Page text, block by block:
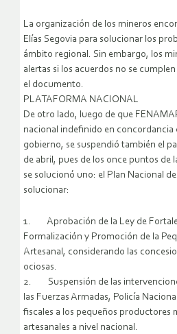
La organización de los mineros
Elías Segovia para solucionar los
ámbito regional. Sin embargo, los
alertas si los acuerdos no se
el documento.
PLATAFORMA NACIONAL
De otro lado, luego de que
nacional indefinido en concordancia
gobierno, se suspendió también el
de abril, pues de los once puntos de
se solucionó uno: el Plan Nacional
solucionar:
1. Aprobación de la Ley de
Formalización y Promoción de la
Artesanal, considerando las
ociosas.
2. Suspensión de las
las Fuerzas Armadas, Policía
fiscales a los pequeños productores
artesanales a nivel nacional.